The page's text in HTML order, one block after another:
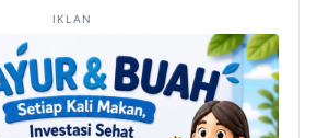
IKLAN